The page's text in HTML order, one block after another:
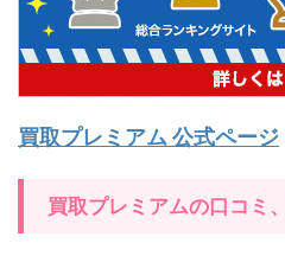
買取プレミアム 公式ページ
買取プレミアムの口コミ